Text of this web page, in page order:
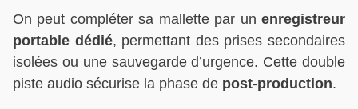
On peut compléter sa mallette par un enregistreur
portable dédié, permettant des prises secondaires
isolées ou une sauvegarde d’urgence. Cette double
piste audio sécurise la phase de post-production.